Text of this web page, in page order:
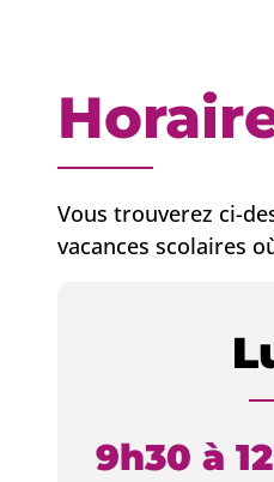
Vous trouverez ci-
vacances scolaires
9h30 à